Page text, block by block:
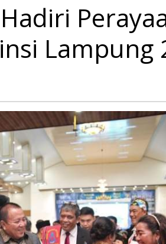
Perayaan
Natal
Provinsi
Lampung Lampung